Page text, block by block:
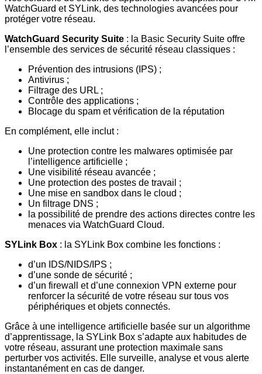
WatchGuard et SYLink, des technologies avancées pour
protéger votre réseau.
WatchGuard Security Suite : la Basic Security Suite offre
l’ensemble des services de sécurité réseau classiques :
Prévention des intrusions (IPS) ;
Antivirus ;
Filtrage des URL ;
Contrôle des applications ;
Blocage du spam et vérification de la réputation
En complément, elle inclut :
Une protection contre les malwares optimisée par
l’intelligence artificielle ;
Une visibilité réseau avancée ;
Une protection des postes de travail ;
Une mise en sandbox dans le cloud ;
Un filtrage DNS ;
la possibilité de prendre des actions directes contre les
menaces via WatchGuard Cloud.
SYLink Box : la SYLink Box combine les fonctions :
d’un IDS/NIDS/IPS ;
d’une sonde de sécurité ;
d’un firewall et d’une connexion VPN externe pour
renforcer la sécurité de votre réseau sur tous vos
périphériques et objets connectés.
Grâce à une intelligence artificielle basée sur un algorithme
d’apprentissage, la SYLink Box s’adapte aux habitudes de
votre réseau, assurant une protection maximale sans
perturber vos activités. Elle surveille, analyse et vous alerte
instantanément en cas de danger.